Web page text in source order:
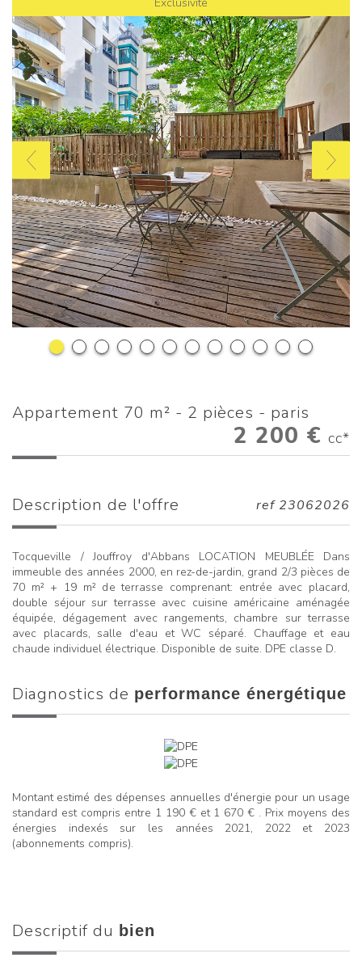
Exclusivité
appartement 70 m² - 2 pièces - paris
2 200 € cc*
description de l'offre ref 23062026
Tocqueville / Jouffroy d'Abbans LOCATION MEUBLÉE Dans
immeuble des années 2000, en rez-de-jardin, grand 2/3 pièces de
70 m² + 19 m² de terrasse comprenant: entrée avec placard,
double séjour sur terrasse avec cuisine américaine aménagée
équipée, dégagement avec rangements, chambre sur terrasse
avec placards, salle d'eau et WC séparé. Chauffage et eau
chaude individuel électrique. Disponible de suite. DPE classe D.
diagnostics de performance énergétique
Montant estimé des dépenses annuelles d'énergie pour un usage
standard est compris entre 1 190 € et 1 670 € . Prix moyens des
énergies indexés sur les années 2021, 2022 et 2023
(abonnements compris).
descriptif du bien